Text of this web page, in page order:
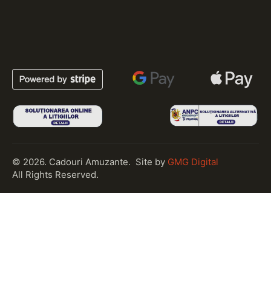
© 2026. Cadouri Amuzante.
All Rights Reserved.
Site by GMG Digital